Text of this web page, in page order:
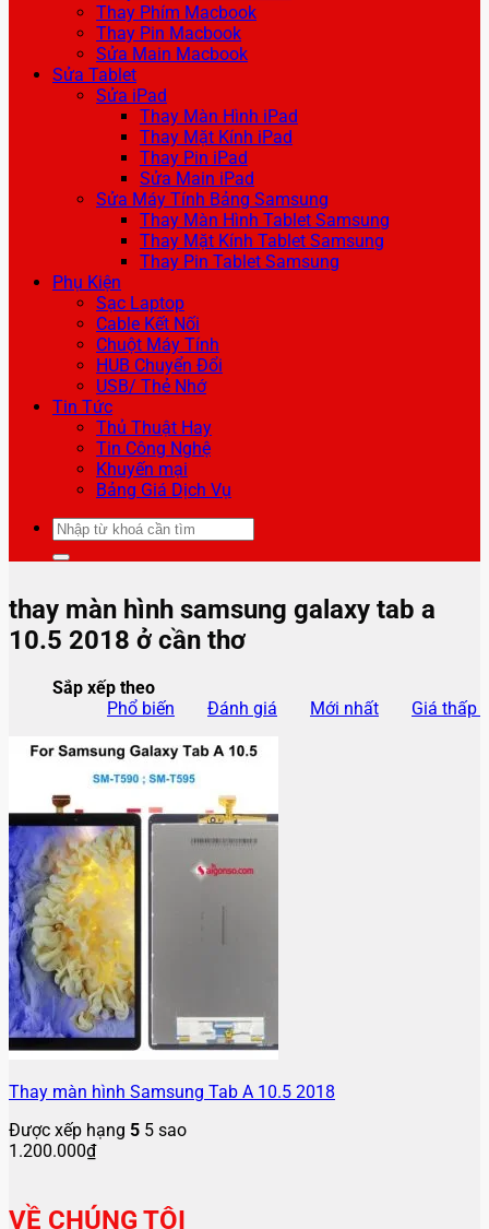
Thay Phím Macbook
Thay Pin Macbook
Sửa Main Macbook
Sửa Tablet
Sửa iPad
Thay Màn Hình iPad
Thay Mặt Kính iPad
Thay Pin iPad
Sửa Main iPad
Sửa Máy Tính Bảng Samsung
Thay Màn Hình Tablet Samsung
Thay Mặt Kính Tablet Samsung
Thay Pin Tablet Samsung
Phụ Kiện
Sạc Laptop
Cable Kết Nối
Chuột Máy Tính
HUB Chuyển Đổi
USB/ Thẻ Nhớ
Tin Tức
Thủ Thuật Hay
Tin Công Nghệ
Khuyến mại
Bảng Giá Dịch Vụ
Tìm
kiếm:
thay màn hình samsung galaxy tab a
10.5 2018 ở cần thơ
Sắp xếp theo
Phổ biến
Đánh giá Mới nhất Giá thấp
Thay màn hình Samsung Tab A 10.5 2018
Được xếp hạng 5 5 sao
1.200.000₫
VỀ CHÚNG TÔI